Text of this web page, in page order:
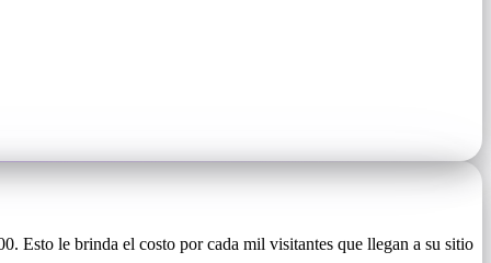
Esto le brinda el costo por cada mil visitantes que llegan a su sitio